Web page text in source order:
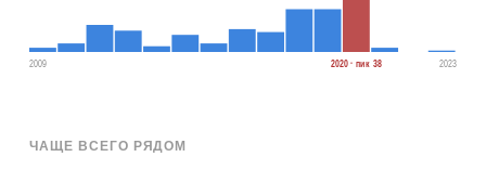
2009 2020 · пик 38 2023
ЧАЩЕ ВСЕГО РЯДОМ